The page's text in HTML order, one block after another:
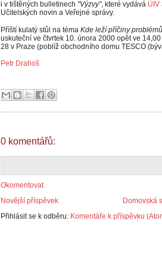
i v tištěných bulletinech "Výzvy", které vydává ÚIV
Učitelských novin a Veřejné správy.
Příští kulatý stůl na téma Kde leží příčiny
uskuteční ve čtvrtek 10. února 2000 opět ve
28 v Praze (poblíž obchodního domu TESCO
Petr Drahoš
0 komentářů:
Okomentovat
Novější příspěvek
Domovská
Přihlásit se k odběru: Komentáře k příspěvku